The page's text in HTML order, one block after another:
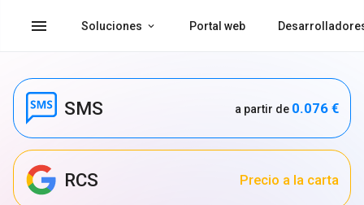
menu Soluciones Portal web
SMS a partir de 0.076 €
RCS Precio a la carta